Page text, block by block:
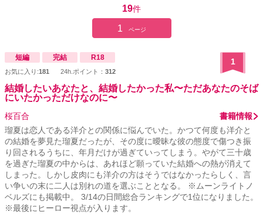
19件
1 ページ
短編 完結 R18
お気に入り:181 24h.ポイント： 312
1
結婚したいあなたと、結婚したかった私〜ただあなたのそば
にいたかっただけなのに〜
桜百合
書籍情報
瑠夏は恋人である洋介との関係に悩んでいた。かつて何度も洋介と
の結婚を夢見た瑠夏だったが、その度に曖昧な彼の態度で傷つき振
り回されるうちに、年月だけが過ぎていってしまう。やがて三十歳
を過ぎた瑠夏の中からは、あれほど願っていた結婚への熱が消えて
しまった。しかし皮肉にも洋介の方はそうではなかったらしく、言
い争いの末に二人は別れの道を選ぶこととなる。 ※ムーンライトノ
ベルズにも掲載中。 3/14の日間総合ランキングで1位になりました。
※最後にヒーロー視点が入ります。